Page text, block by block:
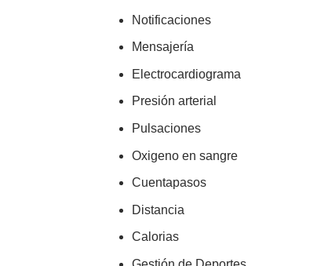
Notificaciones
Mensajería
Electrocardiograma
Presión arterial
Pulsaciones
Oxigeno en sangre
Cuentapasos
Distancia
Calorias